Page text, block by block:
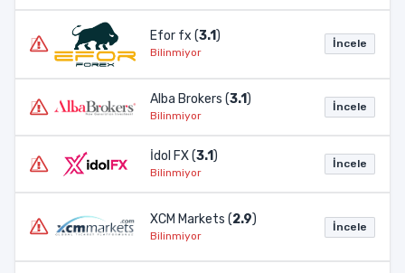
Efor fx (3.1)
Bilinmiyor
İncele
Alba Brokers (3.1)
Bilinmiyor
İncele
İdol FX (3.1)
Bilinmiyor
İncele
XCM Markets (2.9)
Bilinmiyor
İncele